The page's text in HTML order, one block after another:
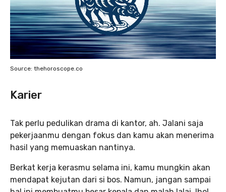
Source: thehoroscope.co
Karier
Tak perlu pedulikan drama di kantor, ah. Jalani saja
pekerjaanmu dengan fokus dan kamu akan menerima
hasil yang memuaskan nantinya.
Berkat kerja kerasmu selama ini, kamu mungkin akan
mendapat kejutan dari si bos. Namun, jangan sampai